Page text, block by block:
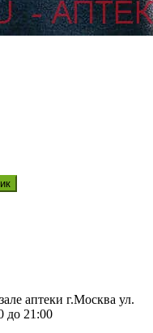
аптеки г.Москва ул.
до 21:00